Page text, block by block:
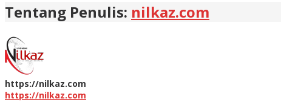
Tentang Penulis: nilkaz.com
https://nilkaz.com
https://nilkaz.com